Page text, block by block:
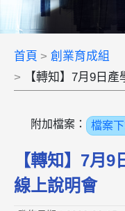
首頁
創業育成組
【轉知】7月9日
附加檔案： 檔案
【轉知】7月
線上說明會